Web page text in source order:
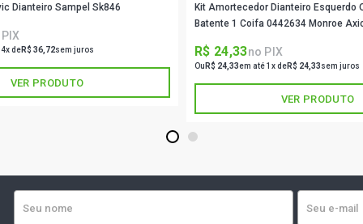
GOL G6
CCNA L4
SAVEIRO
SAVEIRO
SAVEIRO
EA111
Dianteiro Sampel Sk846
deR$ 36,72sem juros
VER PRODUTO
Kit Amortecedor Dianteiro Esquerdo
Batente 1 Coifa 0442634 Monroe
R$ 24,33no PIX
Ou R$ 24,33em até 1x deR$ 24,33sem juros
VER PRODUTO
1 2